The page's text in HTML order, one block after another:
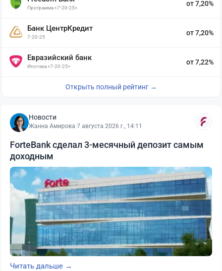
Программа «7-20-25»
от 7,20%
Банк ЦентрКредит
7-20-25
от 7,20%
Евразийский банк
Ипотека «7-20-25»
от 7,22%
Открыть полный рейтинг →
Новости
Жанна Амирова·7 августа 2026 г., 14:11
ForteBank сделал 3-месячный депозит самым
доходным
Читать дальше →